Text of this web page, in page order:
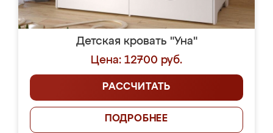
Детская кровать "Уна"
Цена: 12700 руб.
РАССЧИТАТЬ
ПОДРОБНЕЕ